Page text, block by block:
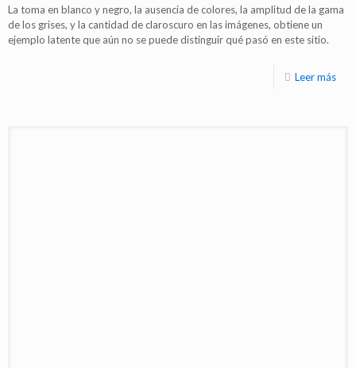
La toma en blanco y negro, la ausencia de colores, la amplitud de la gama
de los grises, y la cantidad de claroscuro en las imágenes, obtiene un
ejemplo latente que aún no se puede distinguir qué pasó en este sitio.
Leer más